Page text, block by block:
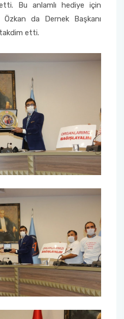
Bu anlamlı hediye için
da Dernek Başkanı
etti.